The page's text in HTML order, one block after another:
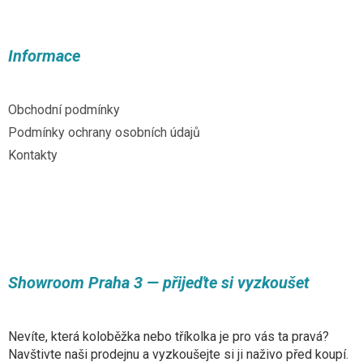
Informace
Obchodní podmínky
Podmínky ochrany osobních údajů
Kontakty
Showroom Praha 3 — přijeďte si vyzkoušet
Nevíte, která koloběžka nebo tříkolka je pro vás ta pravá?
Navštivte naši prodejnu a vyzkoušejte si ji naživo před koupí.